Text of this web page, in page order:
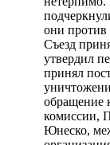
они против
Съезд
утвердил
принял
обращение
комиссии,
Юнеско,